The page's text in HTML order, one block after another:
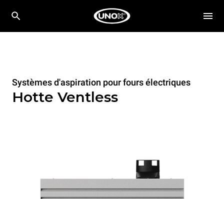
Systèmes d'aspiration pour fours électriques
Hotte Ventless